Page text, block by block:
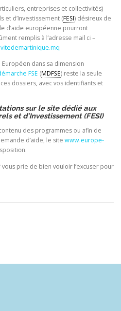
entreprises et collectivités)
et d’Investissement (FESI) désireux de
d’aide européenne pourront
remplis à l’adresse mail ci –
dans sa dimension
FSE (MDFSE) reste la seule
dossiers, avec vos identifiants et
sur le site dédié aux
et d’Investissement (FESI)
des programmes ou afin de
d’aide, le site www.europe-
prie de bien vouloir l’excuser pour